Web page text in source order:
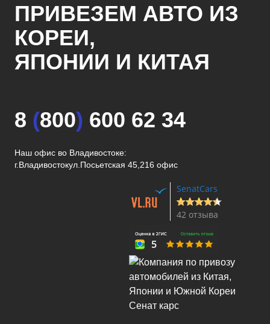
ПРИВЕЗЕМ АВТО ИЗ
КОРЕИ,
ЯПОНИИ И КИТАЯ
8 (800) 600 62 34
Наш офис во Владивостоке:
г.Владивостокул.Посьетская 45,216 офис
SenatCars
42 отзыва